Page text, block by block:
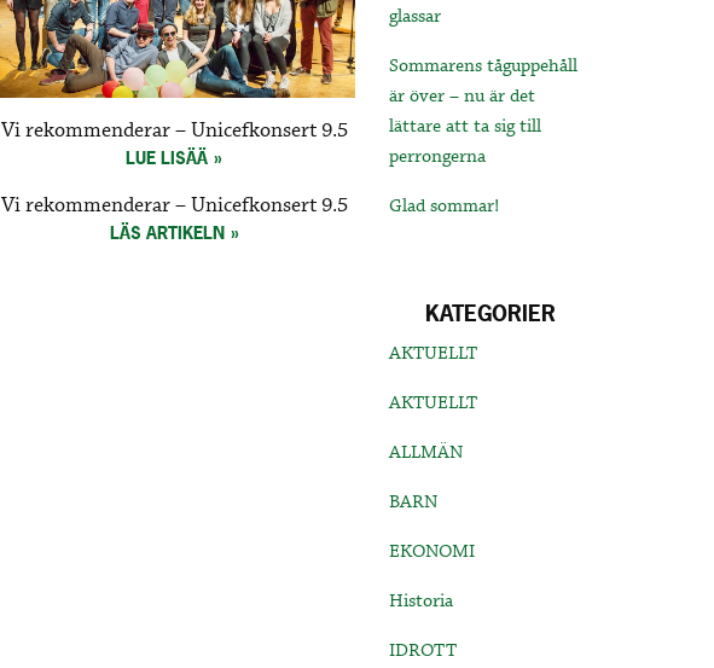
Vi rekommenderar – Unicefkonsert 9.5
LUE LISÄÄ
Vi rekommenderar – Unicefkonsert 9.5
LÄS ARTIKELN
glassar
Sommarens tåguppehåll
är över – nu är det
lättare att ta sig till
perrongerna
Glad sommar!
KATEGORIER
AKTUELLT
AKTUELLT
ALLMÄN
BARN
EKONOMI
Historia
IDROTT